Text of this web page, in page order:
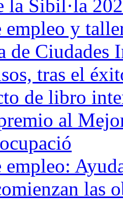
la Sibil·la
empleo y
de Ciudades
tras el
de libro
al
empleo:
las